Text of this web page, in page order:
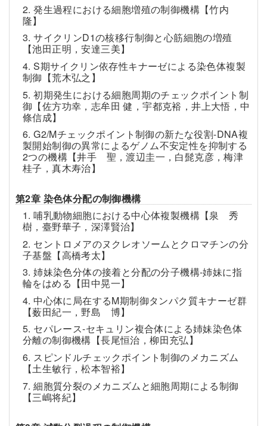
2. 発生過程における細胞増殖の制御機構【竹内
隆】
3. サイクリンD1の核移行制御と心筋細胞の増殖
【池田正明，安達三美】
4. S期サイクリン依存性キナーゼによる染色体複製
制御【荒木弘之】
5. 初期発生における細胞周期のチェックポイント制
御【佐方功幸，志牟田 健，宇都克裕，井上大悟，中
條信成】
6. G2/Mチェックポイント制御の新たな役割-DNA複
製開始制御の異常によるゲノム不安定性を抑制する
2つの機構【井手 聖，渡辺圭一，白髭克彦，梅津
桂子，真木寿治】
第2章 染色体分配の制御機構
1. 哺乳動物細胞における中心体複製機構【泉 秀
樹，臺野華子，深澤賢治】
2. セントロメアのヌクレオソームとクロマチンの分
子基盤【高橋考太】
3. 姉妹染色分体の接着と分配の分子機構-姉妹に指
輪をはめる【田中晃一】
4. 中心体に局在するM期制御タンパク質キナーゼ群
【薮田紀一，野島 博】
5. セパレース-セキュリン複合体による姉妹染色体
分離の制御機構【長尾恒治，柳田充弘】
6. スピンドルチェックポイント制御のメカニズム
【土生敏行，松本智裕】
7. 細胞質分裂のメカニズムと細胞周期による制御
【三嶋将紀】